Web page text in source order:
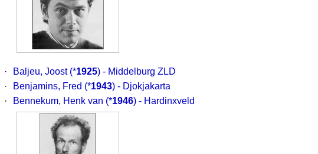
· Baljeu, Joost (*1925) - Middelburg ZLD
·
Benjamins, Fred (*1943) - Djokjakarta
·
Bennekum, Henk van (*1946) - Hardinxveld